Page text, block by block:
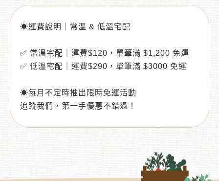
☀運費說明｜常溫 & 低溫宅配
✅ 常溫宅配｜運費$120，單筆滿 $1,200 免運
✅ 低溫宅配｜運費$290，單筆滿 $3000 免運
☀每月不定時推出限時免運活動
追蹤我們，第一手優惠不錯過！